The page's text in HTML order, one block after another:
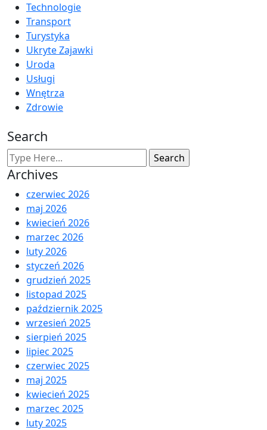
Technologie
Transport
Turystyka
Ukryte Zajawki
Uroda
Usługi
Wnętrza
Zdrowie
Search
Archives
czerwiec 2026
maj 2026
kwiecień 2026
marzec 2026
luty 2026
styczeń 2026
grudzień 2025
listopad 2025
październik 2025
wrzesień 2025
sierpień 2025
lipiec 2025
czerwiec 2025
maj 2025
kwiecień 2025
marzec 2025
luty 2025